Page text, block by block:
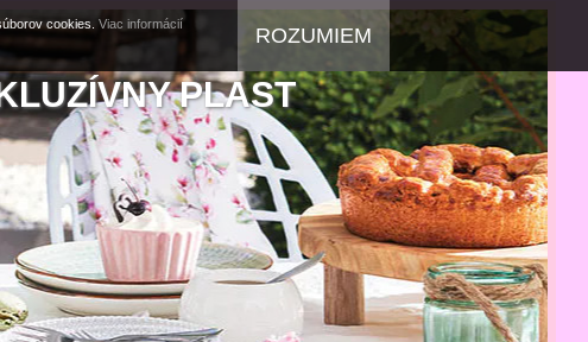
PLAST
cookies. Viac informácií
ROZUMIEM